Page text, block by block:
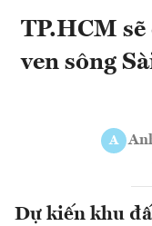
TP.HCM
ven sông
A
Dự kiến khu